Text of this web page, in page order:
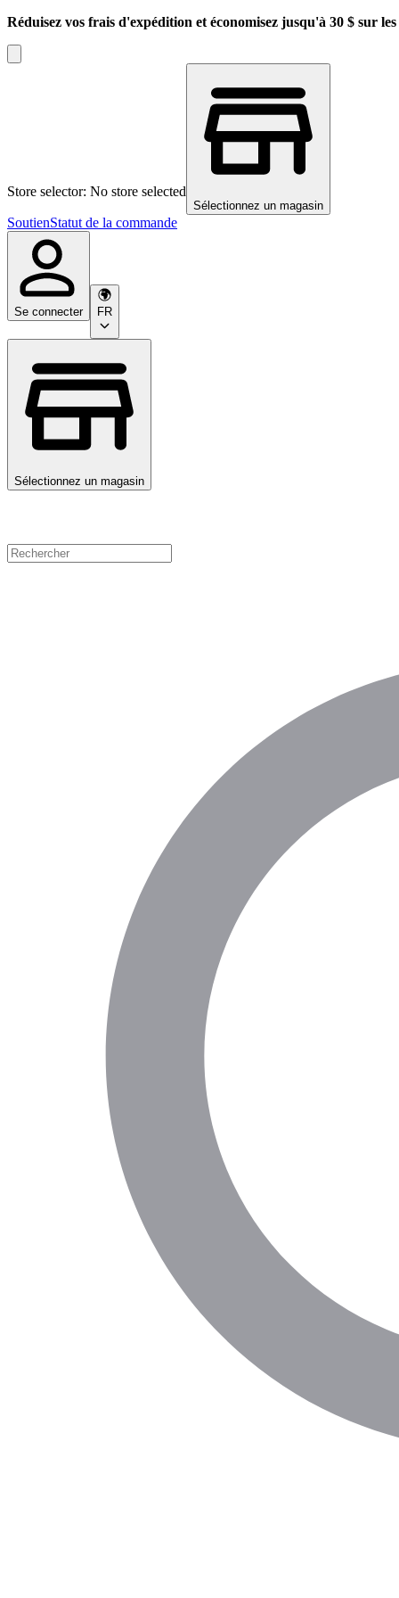
Réduisez vos frais d'expédition et économisez jusqu'à 30 $ sur
Store selector: No store selected
Sélectionnez un magasin
SoutienStatut de la commande
Se connecter FR
Sélectionnez un magasin